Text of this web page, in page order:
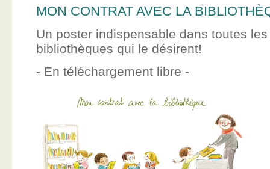
MON CONTRAT AVEC LA
Un poster indispensable dans toutes
bibliothèques qui le désirent!
- En téléchargement libre -